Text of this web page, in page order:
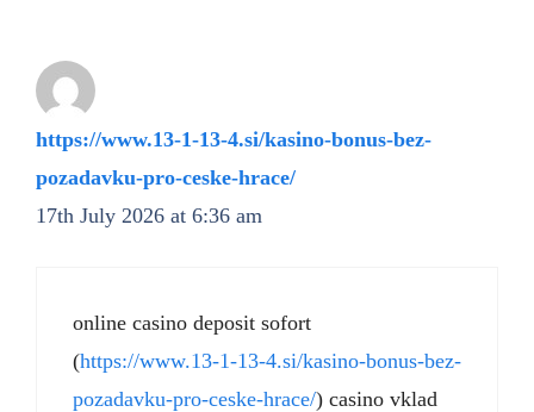
https://www.13-1-13-4.si/kasino-bonus-bez-
pozadavku-pro-ceske-hrace/
17th July 2026 at 6:36 am
online casino deposit sofort
(https://www.13-1-13-4.si/kasino-bonus-bez-
pozadavku-pro-ceske-hrace/) casino vklad